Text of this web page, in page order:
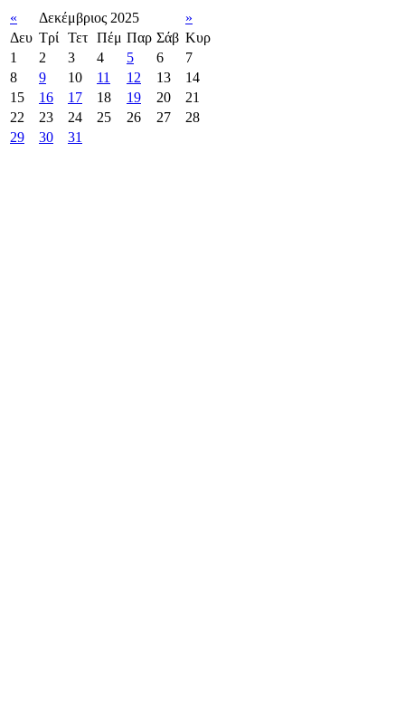
« Δεκέμβριος 2025
»
Δευ Τρί Τετ Πέμ Παρ Σάβ Κυρ
1
2 3 4 5 6
7
8
9 10 11 12 13
14
15
16 17 18 19 20
21
22
23 24 25 26 27
28
29
30 31